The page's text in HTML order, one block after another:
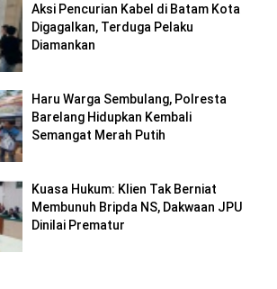
Aksi Pencurian Kabel di Batam Kota
Digagalkan, Terduga Pelaku
Diamankan
Haru Warga Sembulang, Polresta
Barelang Hidupkan Kembali
Semangat Merah Putih
Kuasa Hukum: Klien Tak Berniat
Membunuh Bripda NS, Dakwaan JPU
Dinilai Prematur